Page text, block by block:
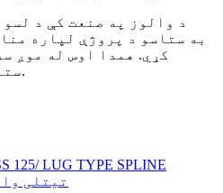
د والوز په صنعت کې د
کړي. همدا اوس له موږ
ستاسو ټولې ستونزې حل کړو.